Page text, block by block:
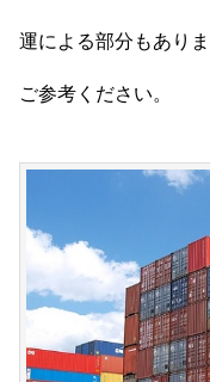
運による部分もありま
ご参考ください。